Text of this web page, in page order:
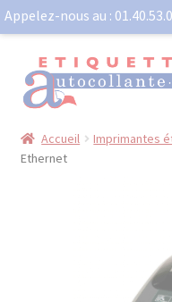
Appelez-nous au :
Aller
à
la
navigation
Aller
au
contenu
Accueil Imprimantes
Ethernet